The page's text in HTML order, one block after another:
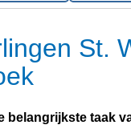
St.
belangrijkste taak